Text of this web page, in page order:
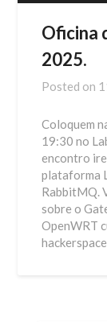
Oficina
2025.
Posted on
Coloquem
19:30 no
encontro
plataforma
RabbitMQ.
sobre o
OpenWRT